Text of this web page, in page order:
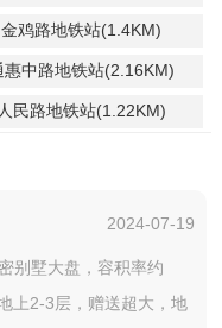
金鸡路地铁站(1.4KM)
惠中路地铁站(2.16KM)
人民路地铁站(1.22KM)
2024-07-19
别墅大盘，容积率约
上2-3层，赠送超大，地